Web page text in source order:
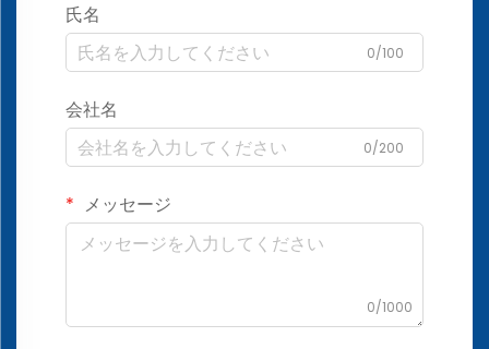
氏名
0/100
会社名
0/200
メッセージ
0/1000